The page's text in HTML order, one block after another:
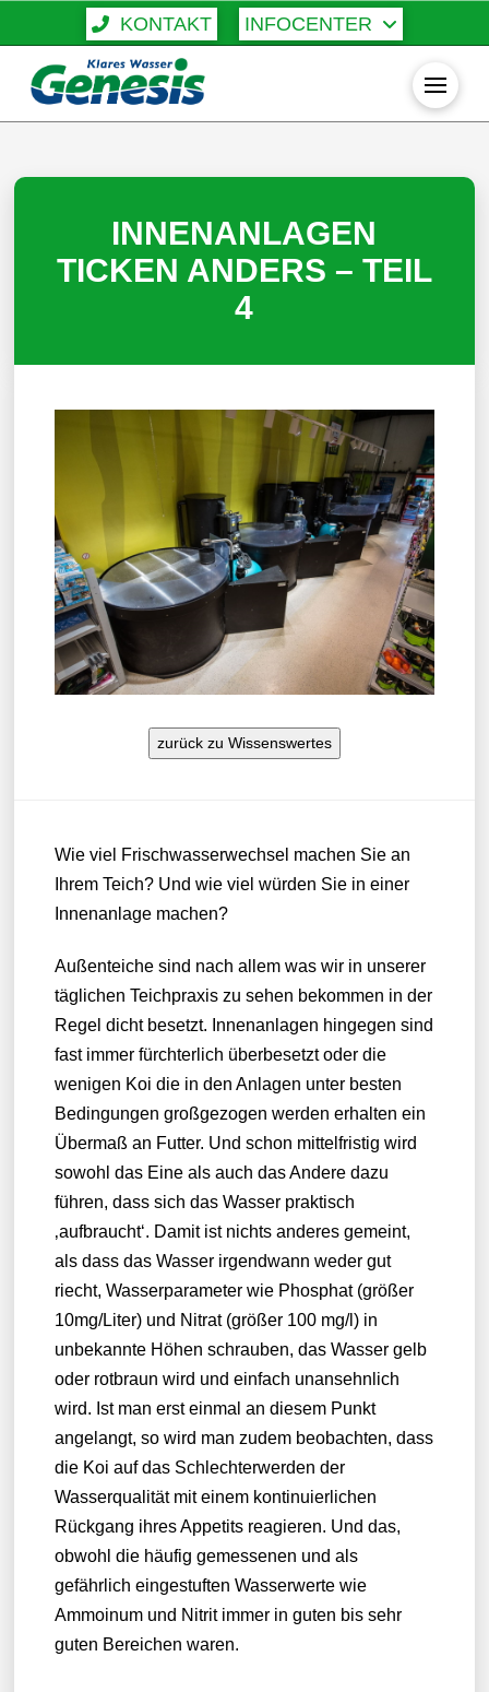
KONTAKT INFOCENTER
INNENANLAGEN
TICKEN ANDERS – TEIL
4
zurück zu Wissenswertes
Wie viel Frischwasserwechsel machen Sie an
Ihrem Teich? Und wie viel würden Sie in einer
Innenanlage machen?
Außenteiche sind nach allem was wir in unserer
täglichen Teichpraxis zu sehen bekommen in der
Regel dicht besetzt. Innenanlagen hingegen sind
fast immer fürchterlich überbesetzt oder die
wenigen Koi die in den Anlagen unter besten
Bedingungen großgezogen werden erhalten ein
Übermaß an Futter. Und schon mittelfristig wird
sowohl das Eine als auch das Andere dazu
führen, dass sich das Wasser praktisch
‚aufbraucht‘. Damit ist nichts anderes gemeint,
als dass das Wasser irgendwann weder gut
riecht, Wasserparameter wie Phosphat (größer
10mg/Liter) und Nitrat (größer 100 mg/l) in
unbekannte Höhen schrauben, das Wasser gelb
oder rotbraun wird und einfach unansehnlich
wird. Ist man erst einmal an diesem Punkt
angelangt, so wird man zudem beobachten, dass
die Koi auf das Schlechterwerden der
Wasserqualität mit einem kontinuierlichen
Rückgang ihres Appetits reagieren. Und das,
obwohl die häufig gemessenen und als
gefährlich eingestuften Wasserwerte wie
Ammoinum und Nitrit immer in guten bis sehr
guten Bereichen waren.